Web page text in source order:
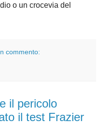
o un crocevia del
commento:
il pericolo
il test Frazier